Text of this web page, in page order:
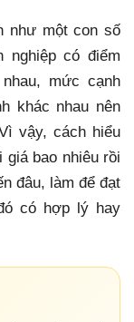
như một con số
nghiệp có điểm
mức cạnh
khác nhau nên
vậy, cách hiểu
giá bao nhiêu rồi
đâu, làm để đạt
có hợp lý hay